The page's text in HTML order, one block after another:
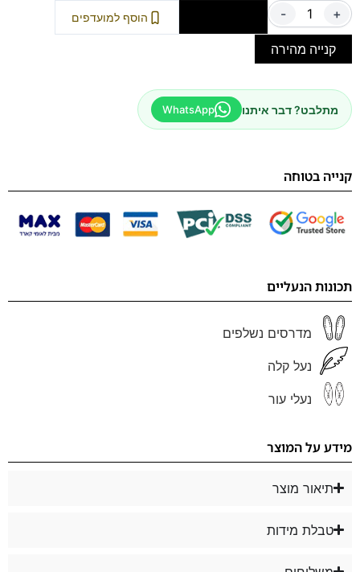
- + הוסף למועדפים
קנייה מהירה
מתלבט? דבר איתנו WhatsApp
קנייה בטוחה
תכונות הנעליים
מדרסים נשלפים
נעל קלה
נעלי עור
מידע על המוצר
תיאור מוצר
טבלת מידות